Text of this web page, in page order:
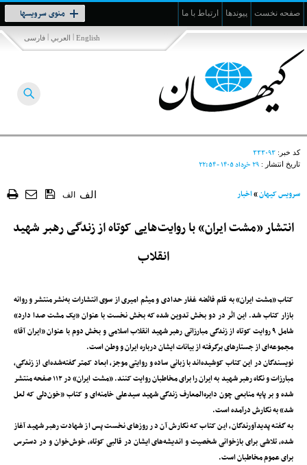
صفحه نخست پیوندها ارتباط با ما منوی سرویسها
Toggle
navigation
فارسی | العربي | English
کد خبر: ۳۳۳۰۹۳
تاریخ انتشار : ۲۹ خرداد ۱۴۰۵ - ۲۲:۵۴
سرویس کیهان»اخبار الف الف
انتشار «مشت ایران» با روایت‌هایی کوتاه از زندگی رهبر شهید
انقلاب
کتاب «مشت ایران» به قلم فائضه غفار حدادی و میثم امیری از سوی انتشارات به‌نشر منتشر و روانه
بازار کتاب شد. این اثر در دو بخش تدوین شده که بخش نخست با عنوان «یک مشت صدا دارد»
شامل ۹ روایت کوتاه از زندگی مبارزاتی رهبر شهید انقلاب اسلامی و بخش دوم با عنوان «ایران آقا»
مجموعه‌ای از جستارهای برگرفته از بیانات ایشان درباره ایران و وطن است.
نویسندگان در این کتاب کوشیده‌اند با زبانی ساده و روایتی موجز، ابعاد کمتر گفته‌شده‌ای از زندگی،
مبارزات و نگاه رهبر شهید به ایران را برای مخاطبان روایت کنند. «مشت ایران» در ۱۱۲ صفحه منتشر
شده و بر پایه منابعی چون دایره‌المعارف زندگی شهید سیدعلی خامنه‌ای و کتاب «خون‌دلی که لعل
شد» به نگارش درآمده است.
به گفته پدیدآورندگان، این کتاب که نگارش آن در روزهای نخست پس از شهادت رهبر شهید آغاز
شده، تلاشی برای بازخوانی شخصیت و اندیشه‌های ایشان در قالبی کوتاه، خوش‌خوان و در دسترس
برای عموم مخاطبان است.